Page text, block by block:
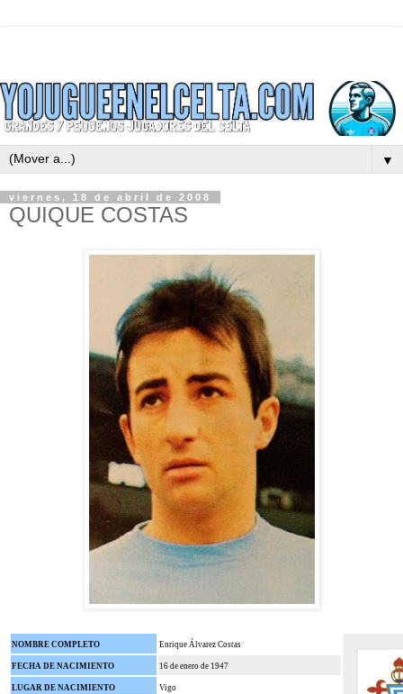
▼
viernes, 18 de abril de 2008
QUIQUE COSTAS
NOMBRE COMPLETO Enrique Álvarez Costas
FECHA DE NACIMIENTO 16 de enero de 1947
LUGAR DE NACIMIENTO Vigo